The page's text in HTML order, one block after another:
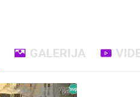
GALERIJA